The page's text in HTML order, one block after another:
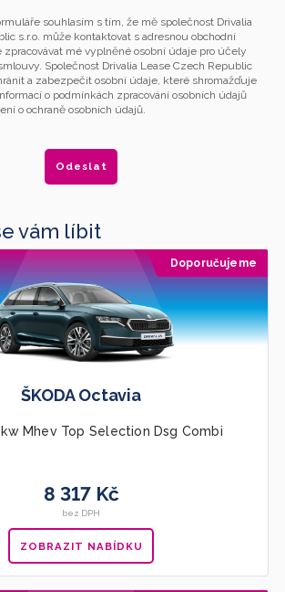
souhlasím s tím, že mě společnost Drivalia
s.r.o. může kontaktovat s adresnou obchodní
zpracovávat mé vyplněné osobní údaje pro účely
Společnost Drivalia Lease Czech Republic
a zabezpečit osobní údaje, které shromažďuje
o podmínkách zpracování osobních údajů
o ochraně osobních údajů.
vám líbit
Doporučujeme
ŠKODA Octavia
Mhev Top Selection Dsg Combi
8 317 Kč
bez DPH
ZOBRAZIT NABÍDKU